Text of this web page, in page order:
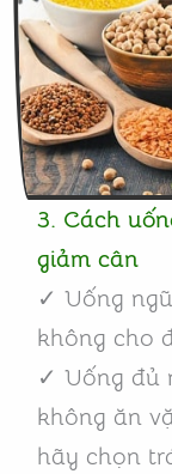
3. Cách
giảm cân
✓ Uống
không cho
✓ Uống đủ
không ăn
hãy chọn